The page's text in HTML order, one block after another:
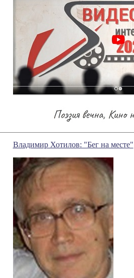
Владимир Хотилов: "Бег на месте"